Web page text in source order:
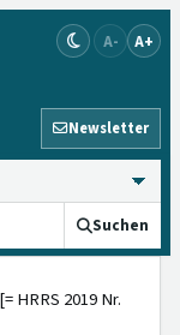
A- A+
Newsletter
Suchen
HRRS 2019 Nr.